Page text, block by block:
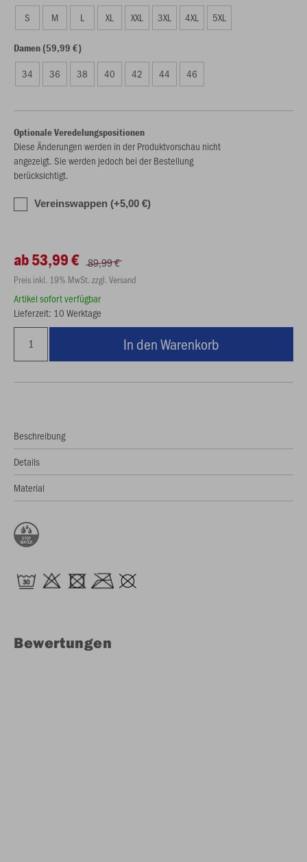
S M L XL XXL 3XL 4XL 5XL
Damen (59,99 €)
34 36 38 40 42 44 46
Optionale Veredelungspositionen
Diese Änderungen werden in der Produktvorschau nicht
angezeigt. Sie werden jedoch bei der Bestellung
berücksichtigt.
Vereinswappen (+5,00 €)
ab 53,99 € 89,99 €
Preis inkl. 19% MwSt. zzgl. Versand
Artikel sofort verfügbar
Lieferzeit: 10 Werktage
In den Warenkorb
Beschreibung
Details
Material
Bewertungen